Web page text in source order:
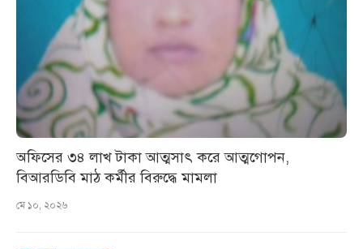
অফিসের ৩৪ লাখ টাকা আত্মসাৎ করে আত্মগোপন,
বিআরডিবি মাঠ কর্মীর বিরুদ্ধে মামলা
মে ১০, ২০২৬